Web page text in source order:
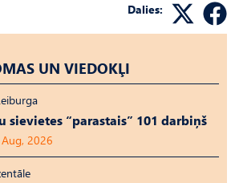
Dalies:
UN VIEDOKĻI
sievietes “parastais” 101 darbiņš
2026